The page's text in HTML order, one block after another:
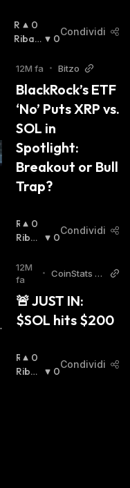
R
I
S
T
A
0
Ribas
0
Condividi
12M fa • Bitzo
BlackRock’s ETF
‘No’ Puts XRP vs.
SOL in
Spotlight:
Breakout or Bull
Trap?
R
I
L
Z
I
S
T
0
Ribas
0
Condividi
12M
fa
•
CoinStats T
🚨 JUST IN:
$SOL hits $200
R
I
0
Ribas
0
Condividi